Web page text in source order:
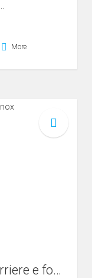
More
Storia: Ecomuseo delle ferriere e fonderie di Calabria